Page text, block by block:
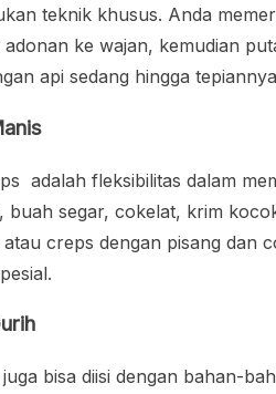
teknik khusus. Anda
ke wajan, kemudian
api sedang hingga
adalah fleksibilitas dalam
buah segar, cokelat, krim
creps dengan pisang dan
bisa diisi dengan bahan-